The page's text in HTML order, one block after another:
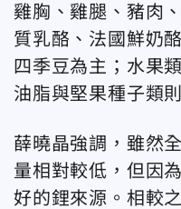
雞胸、雞腿、豬肉
質乳酪、法國鮮奶
四季豆為主；水果
油脂與堅果種子類
薛曉晶強調，雖然
量相對較低，但因
好的鋰來源。相較